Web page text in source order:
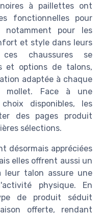
à paillettes ont
fonctionnelles pour
notamment pour les
et style dans leurs
ces chaussures se
et options de talons,
adaptée à chaque
Face à une
disponibles, les
des pages produit
sélections.
désormais appréciées
elles offrent aussi un
leur talon assure une
physique. En
de produit séduit
offerte, rendant